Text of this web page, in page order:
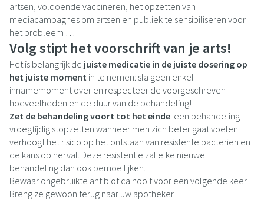
artsen, voldoende vaccineren, het opzetten van
mediacampagnes om artsen en publiek te sensibiliseren voor
het probleem …
Volg stipt het voorschrift van je arts!
Het is belangrijk de juiste medicatie in de juiste dosering op
het juiste moment in te nemen: sla geen enkel
innamemoment over en respecteer de voorgeschreven
hoeveelheden en de duur van de behandeling!
Zet de behandeling voort tot het einde: een behandeling
vroegtijdig stopzetten wanneer men zich beter gaat voelen
verhoogt het risico op het ontstaan van resistente bacteriën en
de kans op herval. Deze resistentie zal elke nieuwe
behandeling dan ook bemoeilijken.
Bewaar ongebruikte antibiotica nooit voor een volgende keer.
Breng ze gewoon terug naar uw apotheker.